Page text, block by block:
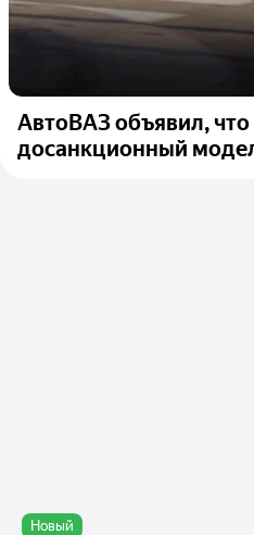
АвтоВАЗ объявил, что
досанкционный
Новый